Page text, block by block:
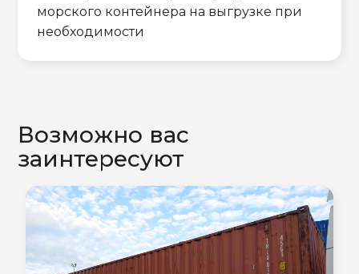
морского контейнера на выгрузке при
необходимости
Возможно вас
заинтересуют